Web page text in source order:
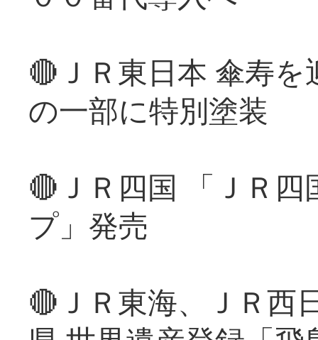
🔴ＪＲ東日本 傘寿
の一部に特別塗装
🔴ＪＲ四国 「ＪＲ
プ」発売
🔴ＪＲ東海、ＪＲ西